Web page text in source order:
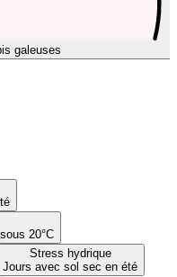
galeuses
20°C
Stress hydrique
Jours avec sol sec en été